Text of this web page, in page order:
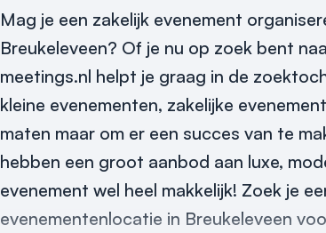
Mag je een zakelijk evenement
Breukeleveen? Of je nu op zoek bent
meetings.nl helpt je graag in de
kleine evenementen, zakelijke
maten maar om er een succes van te
hebben een groot aanbod aan luxe,
evenement wel heel makkelijk! Zoek je
evenementenlocatie in Breukeleveen